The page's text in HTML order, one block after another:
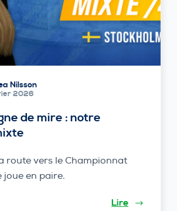
Nilsson
2026
de mire : notre
route vers le Championnat
joue en paire.
Lire